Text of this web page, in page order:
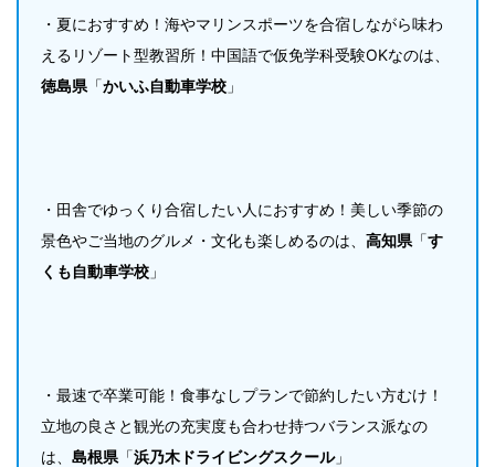
・夏におすすめ！海やマリンスポーツを合宿しながら味わ
えるリゾート型教習所！中国語で仮免学科受験OKなのは、
徳島県 「かいふ自動車学校 」
・田舎でゆっくり合宿したい人におすすめ！美しい季節の
景色やご当地のグルメ・文化も楽しめるのは、 高知県 「す
くも自動車学校 」
・最速で卒業可能！食事なしプランで節約したい方むけ！
立地の良さと観光の充実度も合わせ持つバランス派なの
は、 島根県 「浜乃木ドライビングスクール」